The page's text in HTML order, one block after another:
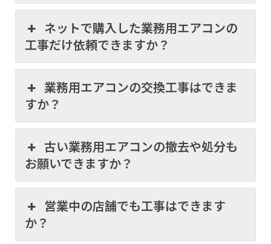
ネットで購入した業務用エアコンの
工事だけ依頼できますか？
業務用エアコンの交換工事はできま
すか？
古い業務用エアコンの撤去や処分も
お願いできますか？
営業中の店舗でも工事はできます
か？